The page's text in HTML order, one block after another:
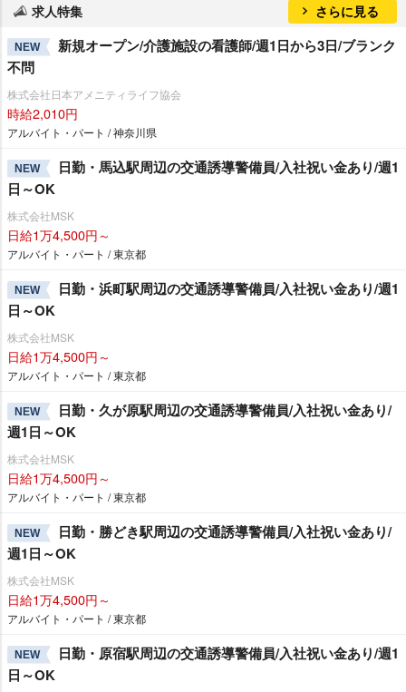
求人特集 さらに見る
NEW
新規オープン/介護施設の看護師/週1日から3日/ブランク
不問
株式会社日本アメニティライフ協会
時給2,010円
アルバイト・パート / 神奈川県
NEW
日勤・馬込駅周辺の交通誘導警備員/入社祝い金あり/週1
日～OK
株式会社MSK
日給1万4,500円～
アルバイト・パート / 東京都
NEW
日勤・浜町駅周辺の交通誘導警備員/入社祝い金あり/週1
日～OK
株式会社MSK
日給1万4,500円～
アルバイト・パート / 東京都
NEW
日勤・久が原駅周辺の交通誘導警備員/入社祝い金あり/
週1日～OK
株式会社MSK
日給1万4,500円～
アルバイト・パート / 東京都
NEW
日勤・勝どき駅周辺の交通誘導警備員/入社祝い金あり/
週1日～OK
株式会社MSK
日給1万4,500円～
アルバイト・パート / 東京都
NEW
日勤・原宿駅周辺の交通誘導警備員/入社祝い金あり/週1
日～OK